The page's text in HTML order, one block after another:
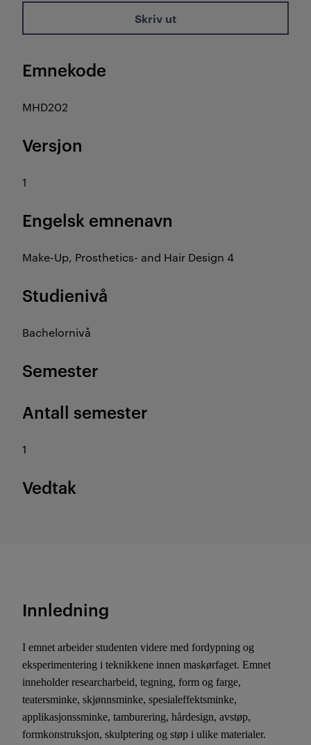
Skriv ut
Emnekode
MHD202
Versjon
1
Engelsk emnenavn
Make-Up, Prosthetics- and Hair Design 4
Studienivå
Bachelornivå
Semester
Antall semester
1
Vedtak
Innledning
I emnet arbeider studenten videre med fordypning og
eksperimentering i teknikkene innen maskørfaget. Emnet
inneholder researcharbeid, tegning, form og farge,
teatersminke, skjønnsminke, spesialeffektsminke,
applikasjonssminke, tamburering, hårdesign, avstøp,
formkonstruksjon, skulptering og støp i ulike materialer.